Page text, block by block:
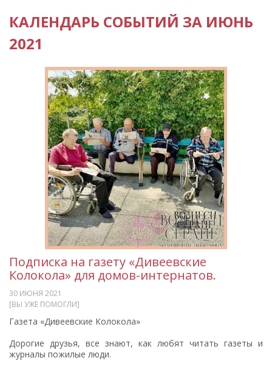
КАЛЕНДАРЬ СОБЫТИЙ ЗА ИЮНЬ
2021
Подписка на газету «Дивеевские
Колокола» для домов-интернатов.
30 ИЮНЯ 2021
[ВЫ УЖЕ ПОМОГЛИ]
Газета «Дивеевские Колокола»
Дорогие друзья, все знают, как любят читать газеты и
журналы пожилые люди.